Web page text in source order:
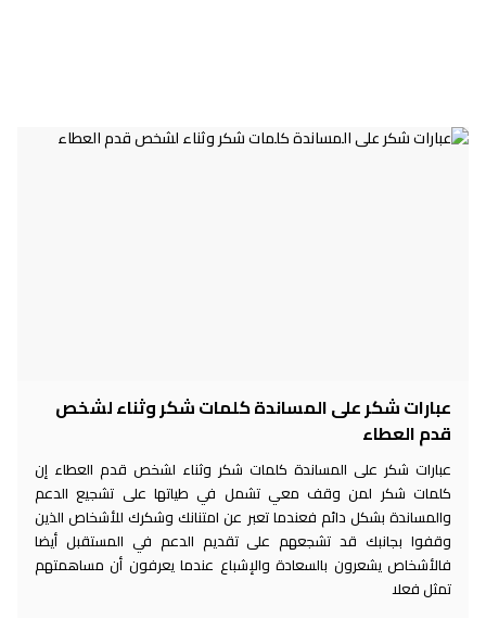
عبارات شكر على المساندة كلمات شكر وثناء لشخص
قدم العطاء
عبارات شكر على المساندة كلمات شكر وثناء لشخص قدم العطاء إن
كلمات شكر لمن وقف معي تشمل في طياتها على تشجيع الدعم
والمساندة بشكل دائم فعندما تعبر عن امتنانك وشكرك للأشخاص الذين
وقفوا بجانبك قد تشجعهم على تقديم الدعم في المستقبل أيضا
فالأشخاص يشعرون بالسعادة والإشباع عندما يعرفون أن مساهمتهم
تمثل فعلا